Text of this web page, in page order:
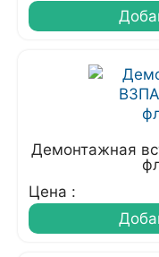
Демонтажная
Цена :